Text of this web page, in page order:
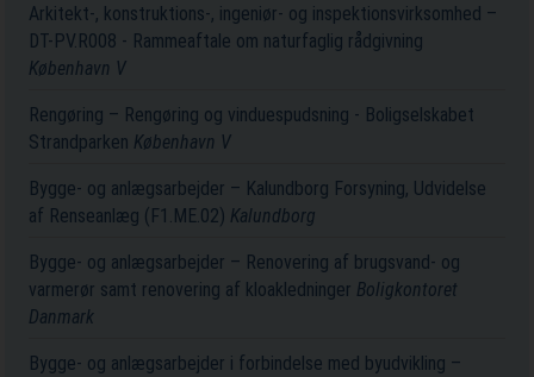
Arkitekt-, konstruktions-, ingeniør- og inspektionsvirksomhed –
DT-PV.R008 - Rammeaftale om naturfaglig rådgivning
København V
Rengøring – Rengøring og vinduespudsning - Boligselskabet
Strandparken København V
Bygge- og anlægsarbejder – Kalundborg Forsyning, Udvidelse
af Renseanlæg (F1.ME.02) Kalundborg
Bygge- og anlægsarbejder – Renovering af brugsvand- og
varmerør samt renovering af kloakledninger Boligkontoret
Danmark
Bygge- og anlægsarbejder i forbindelse med byudvikling –